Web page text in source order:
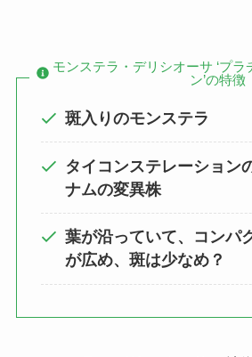
モンステラ・デリシオーサ ‘プラ
ン’の特徴
斑入りのモンステラ
タイコンステレーション
ナムの変異株
葉が沿っていて、コンパ
が広め、斑は少なめ？